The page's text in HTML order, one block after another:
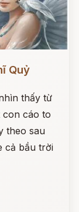
Quỷ
thấy từ
con cáo to
theo sau
cả bầu trời